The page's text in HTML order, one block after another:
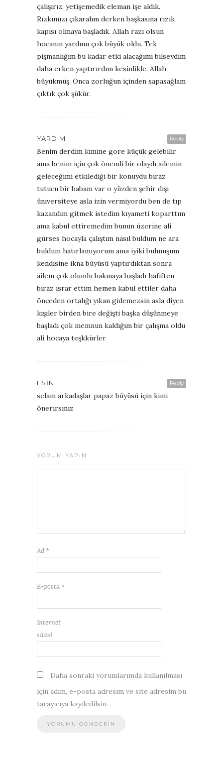
çalışırız, yetişemedik eleman işe aldık.
Rızkımızı çıkaralım derken başkasına rızık
kapısı olmaya başladık. Allah razı olsun
hocanın yardımı çok büyük oldu. Tek
pişmanlığım bu kadar etki alacağımı bilseydim
daha erken yaptırırdım kesinlikle. Allah
büyükmüş. Onca zorluğun içinden sapasağlam
çıktık çok şükür.
Reply
YARDIM
Benim derdim kimine gore küçük gelebilir
ama benim için çok önemli bir olaydı ailemin
geleceğimi etkilediği bir konuydu biraz
tutucu bir babam var o yüzden şehir dışı
üniversiteye asla izin vermiyordu ben de tıp
kazandım gitmek istedim kıyameti koparttım
ama kabul ettiremedim bunun üzerine ali
gürses hocayla çalıştım nasıl buldum ne ara
buldum hatırlamıyorum ama iyiki bulmuşum
kendisine ikna büyüsü yaptırdıktan sonra
ailem çok olumlu bakmaya başladı hafiften
biraz ısrar ettim hemen kabul ettiler daha
önceden ortalığı yıkan gidemezsin asla diyen
kişiler birden bire değişti başka düşünmeye
başladı çok memnun kaldığım bir çalışma oldu
ali hocaya teşkkürler
Reply
ESIN
selam arkadaşlar papaz büyüsü için kimi
önerirsiniz
YORUM YAPIN
Ad *
E-posta *
İnternet
sitesi
Daha sonraki yorumlarımda kullanılması
için adım, e-posta adresim ve site adresim bu
tarayıcıya kaydedilsin.